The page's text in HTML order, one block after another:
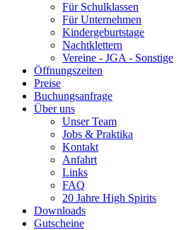
Für Schulklassen
Für Unternehmen
Kindergeburtstage
Nachtklettern
Vereine - JGA - Sonstige
Öffnungszeiten
Preise
Buchungsanfrage
Über uns
Unser Team
Jobs & Praktika
Kontakt
Anfahrt
Links
FAQ
20 Jahre High Spirits
Downloads
Gutscheine